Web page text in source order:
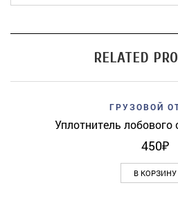
RELATED
ГРУЗОВОЙ
Уплотнитель лобового
450₽
В КОРЗИНУ